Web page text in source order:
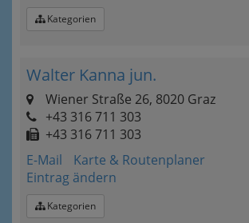
Kategorien
Walter Kanna jun.
Wiener Straße 26, 8020 Graz
+43 316 711 303
+43 316 711 303
E-Mail
Karte & Routenplaner
Eintrag ändern
Kategorien